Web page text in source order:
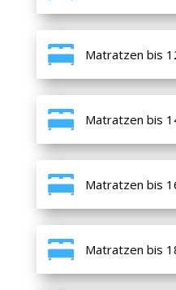
Matratzen bis
Matratzen bis
Matratzen bis
Matratzen bis